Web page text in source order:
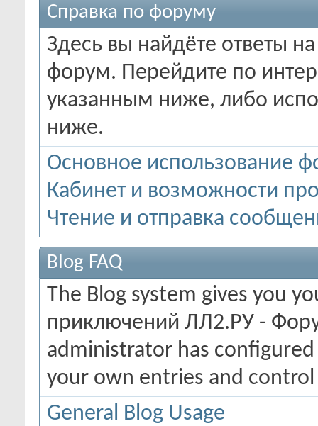
Справка по форуму
Здесь вы найдёте ответы
форум. Перейдите по
указанным ниже, либо
ниже.
Основное использование
Кабинет и возможности
Чтение и отправка
Blog FAQ
The Blog system gives you
приключений ЛЛ2.РУ -
administrator has
your own entries and
General Blog Usage